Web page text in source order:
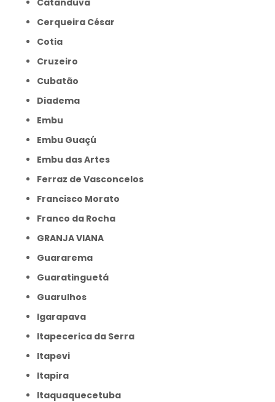
Catanduva
Cerqueira César
Cotia
Cruzeiro
Cubatão
Diadema
Embu
Embu Guaçú
Embu das Artes
Ferraz de Vasconcelos
Francisco Morato
Franco da Rocha
GRANJA VIANA
Guararema
Guaratinguetá
Guarulhos
Igarapava
Itapecerica da Serra
Itapevi
Itapira
Itaquaquecetuba